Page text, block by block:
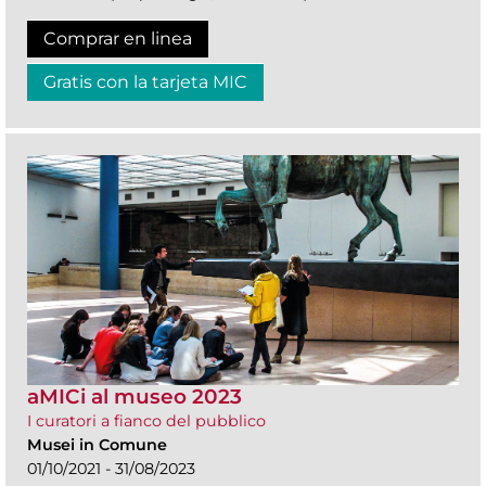
Comprar en linea
Gratis con la tarjeta MIC
aMICi al museo 2023
I curatori a fianco del pubblico
Musei in Comune
01/10/2021 - 31/08/2023